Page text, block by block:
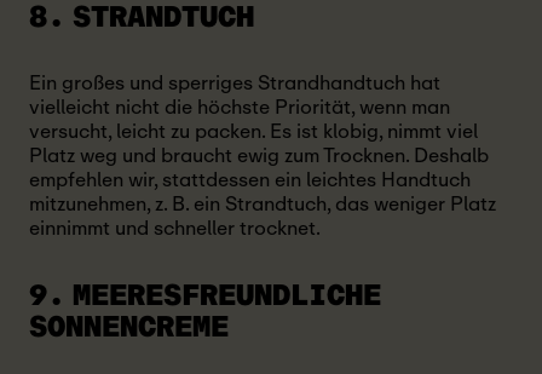
8. STRANDTUCH
Ein großes und sperriges Strandhandtuch hat
vielleicht nicht die höchste Priorität, wenn man
versucht, leicht zu packen. Es ist klobig, nimmt viel
Platz weg und braucht ewig zum Trocknen. Deshalb
empfehlen wir, stattdessen ein leichtes Handtuch
mitzunehmen, z. B. ein Strandtuch, das weniger Platz
einnimmt und schneller trocknet.
9. MEERESFREUNDLICHE
SONNENCREME